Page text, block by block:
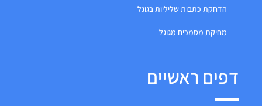
הדחקת כתבות שליליות בגוגל
מחיקת מסמכים מגוגל
דפים ראשיים